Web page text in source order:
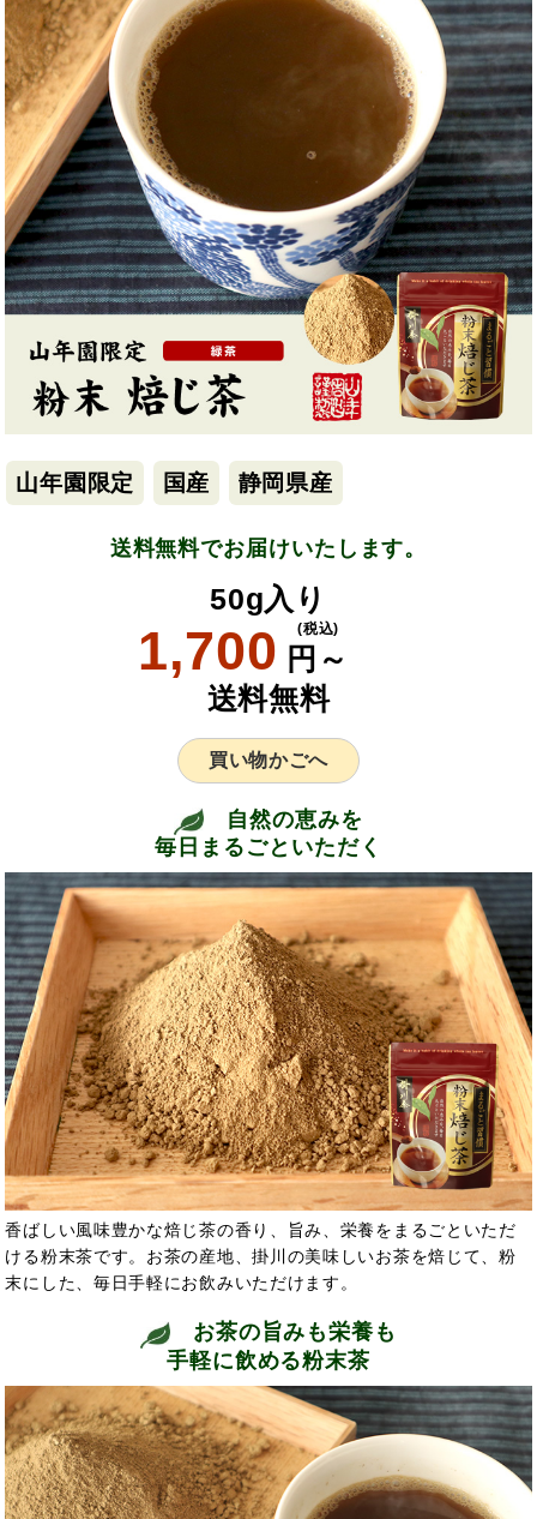
山年園限定 国産 静岡県産
送料無料でお届けいたします。
50g入り
1,700 円～
(税込)
送料無料
買い物かごへ
自然の恵みを
毎日まるごといただく
香ばしい風味豊かな焙じ茶の香り、旨み、栄養をまるごといただ
ける粉末茶です。お茶の産地、掛川の美味しいお茶を焙じて、粉
末にした、毎日手軽にお飲みいただけます。
お茶の旨みも栄養も
手軽に飲める粉末茶